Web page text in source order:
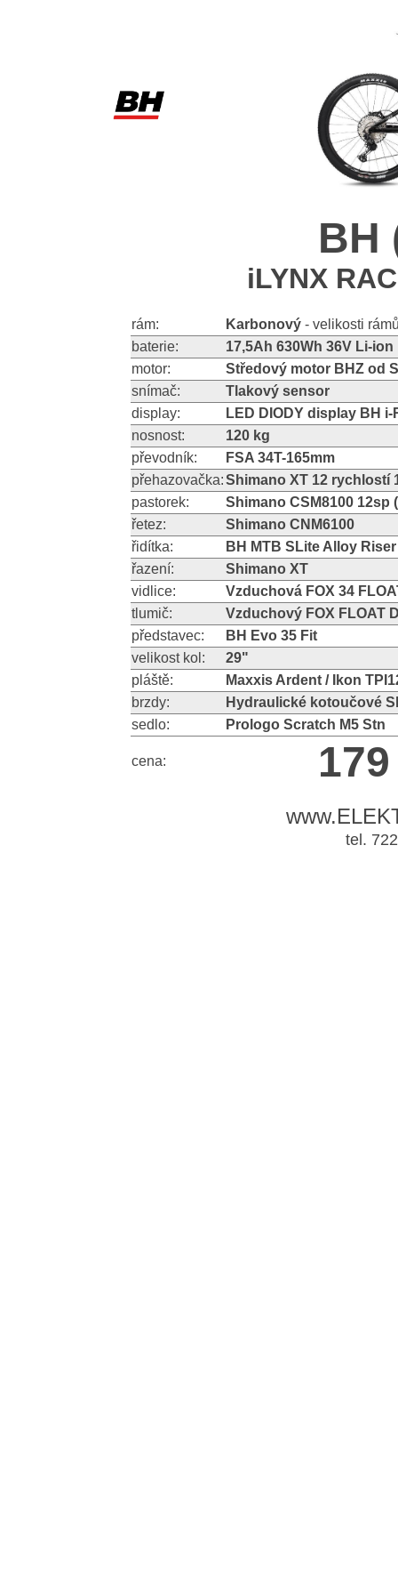
BH
iLYNX
rám: Karbonový - velikosti
baterie:
17,5Ah 630Wh 36V Li-ion
motor:
Středový motor BHZ od
snímač:
Tlakový sensor
display:
LED DIODY display BH i-
nosnost:
120 kg
převodník:
FSA 34T-165mm
přehazovačka:Shimano XT 12 rychlostí
pastorek:
Shimano CSM8100 12sp
řetez:
Shimano CNM6100
řidítka:
BH MTB SLite Alloy
řazení:
Shimano XT
vidlice:
Vzduchová FOX 34
tlumič:
Vzduchový FOX FLOAT
představec:
BH Evo 35 Fit
velikost kol:
29"
pláště:
Maxxis Ardent / Ikon
brzdy:
Hydraulické kotoučové
sedlo:
Prologo Scratch M5 Stn
cena:
tel.